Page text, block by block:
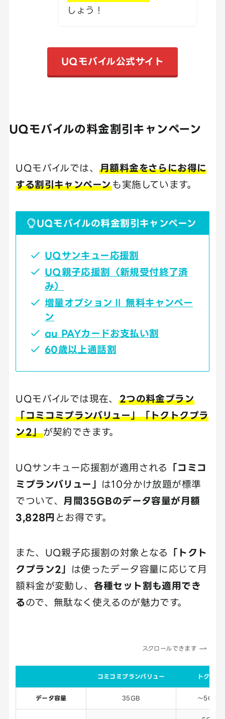
しょう！
UQモバイル公式サイト
UQモバイルの料金割引キャンペーン
UQモバイルでは、 月額料金をさらにお得に
する割引キャンペーンも実施しています。
UQモバイルの料金割引キャンペーン
UQサンキュー応援割
UQ親子応援割（新規受付終了済
み）
増量オプションⅡ 無料キャンペー
ン
au PAYカードお支払い割
60歳以上通話割
UQモバイルでは現在、 2つの料金プラン
「コミコミプランバリュー」「トクトクプラ
ン2」が契約できます。
UQサンキュー応援割が適用される
「コミコ
ミプランバリュー」 は10分かけ放題が標準
でついて、 月間35GBのデータ容量が月額
3,828円 とお得です。
また、UQ親子応援割の対象となる
「トクト
クプラン2」
は使ったデータ容量に応じて月
額料金が変動し、 各種セット割も適用でき
るので、無駄なく使えるのが魅力です。
スクロールできます
コミコミプランバリュー トクトク
データ容量 35GB ～5GB/